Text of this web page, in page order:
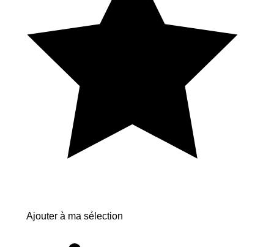
Ajouter à ma sélection